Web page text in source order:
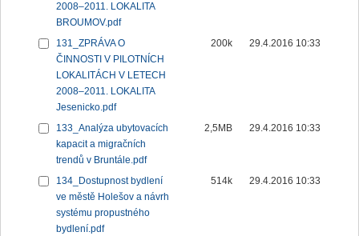
2008–2011. LOKALITA
BROUMOV.pdf
131_ZPRÁVA O
ČINNOSTI V PILOTNÍCH
LOKALITÁCH V LETECH
2008–2011. LOKALITA
Jesenicko.pdf
200k 29.4.2016 10:33
133_Analýza ubytovacích
kapacit a migračních
trendů v Bruntále.pdf
2,5MB 29.4.2016 10:33
134_Dostupnost bydlení
ve městě Holešov a návrh
systému propustného
bydlení.pdf
514k 29.4.2016 10:33